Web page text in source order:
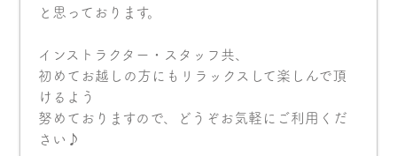
と思っております。
インストラクター・スタッフ共、
初めてお越しの方にもリラックスして楽しんで頂
けるよう
努めておりますので、どうぞお気軽にご利用くだ
さい♪